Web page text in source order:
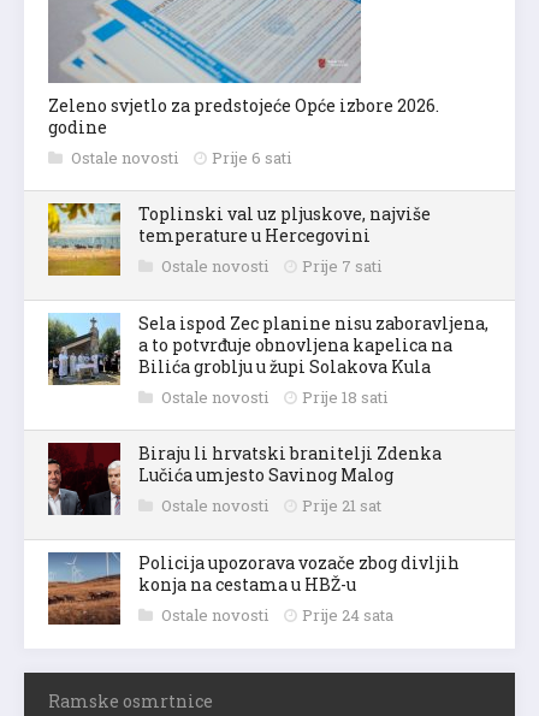
Zeleno svjetlo za predstojeće Opće izbore 2026.
godine
Ostale novosti Prije 6 sati
Toplinski val uz pljuskove, najviše
temperature u Hercegovini
Ostale novosti Prije 7 sati
Sela ispod Zec planine nisu zaboravljena,
a to potvrđuje obnovljena kapelica na
Bilića groblju u župi Solakova Kula
Ostale novosti Prije 18 sati
Biraju li hrvatski branitelji Zdenka
Lučića umjesto Savinog Malog
Ostale novosti Prije 21 sat
Policija upozorava vozače zbog divljih
konja na cestama u HBŽ-u
Ostale novosti Prije 24 sata
Ramske osmrtnice